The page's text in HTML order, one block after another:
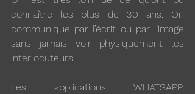
connaître les plus de 30 ans. On
communique par l’écrit ou par l’image
sans jamais voir physiquement les
interlocuteurs.
Les applications WHATSAPP,